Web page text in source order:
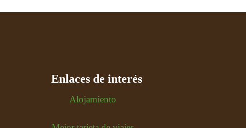
Enlaces de interés
Alojamiento